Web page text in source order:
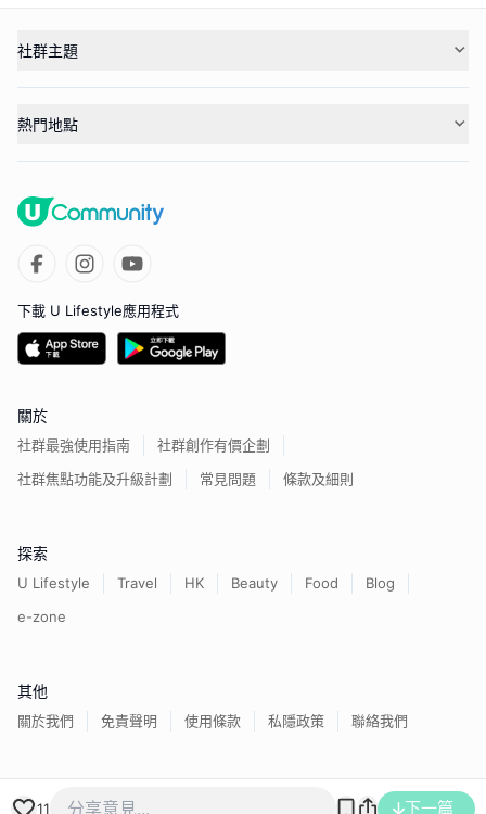
11 下一篇
社群主題
熱門地點
下載 U Lifestyle應用程式
關於
社群最強使用指南
社群創作有價企劃
社群焦點功能及升級計劃
常見問題 條款及細則
探索
U Lifestyle Travel HK Beauty Food
Blog
e-zone
其他
關於我們 免責聲明 使用條款 私隱政策 聯絡我們
香港經濟日報版權所有©